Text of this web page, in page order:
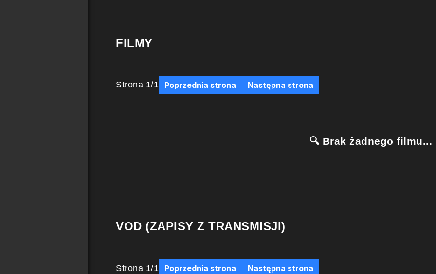
FILMY
Strona 1/1 Poprzednia strona Następna strona
🔍 Brak żadnego filmu...
VOD (ZAPISY Z TRANSMISJI)
Strona 1/1 Poprzednia strona Następna strona